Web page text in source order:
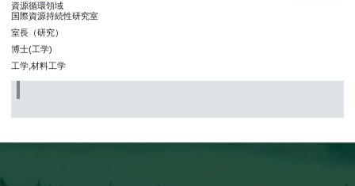
資源循環領域
国際資源持続性研究室
室長（研究）
博士(工学)
工学,材料工学